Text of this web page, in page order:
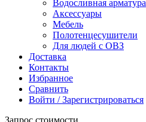
Водосливная арматура
Аксессуары
Мебель
Полотенцесушители
Для людей с ОВЗ
Доставка
Контакты
Избранное
Сравнить
Войти / Зарегистрироваться
Запрос стоимости